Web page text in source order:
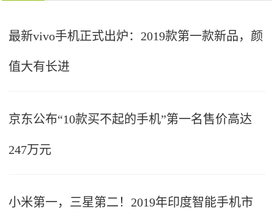
最新vivo手机正式出炉：2019款第一款新品，颜
值大有长进
京东公布“10款买不起的手机”第一名售价高达
247万元
小米第一，三星第二！2019年印度智能手机市